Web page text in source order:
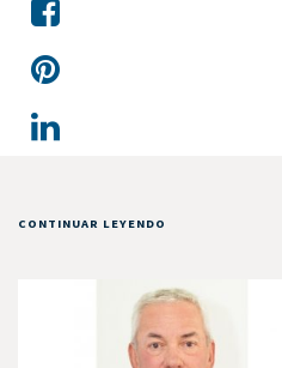
CONTINUAR LEYENDO